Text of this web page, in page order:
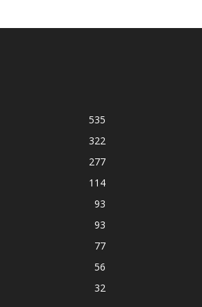
535
322
277
114
93
93
77
56
32